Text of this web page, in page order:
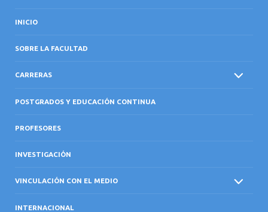
INICIO
SOBRE LA FACULTAD
CARRERAS
POSTGRADOS Y EDUCACIÓN CONTINUA
PROFESORES
INVESTIGACIÓN
VINCULACIÓN CON EL MEDIO
INTERNACIONAL